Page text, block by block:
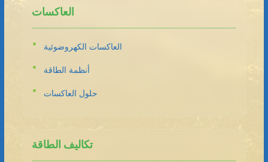
العاكسات
العاكسات الكهروضوئية
أنظمة الطاقة
حلول العاكسات
تكاليف الطاقة